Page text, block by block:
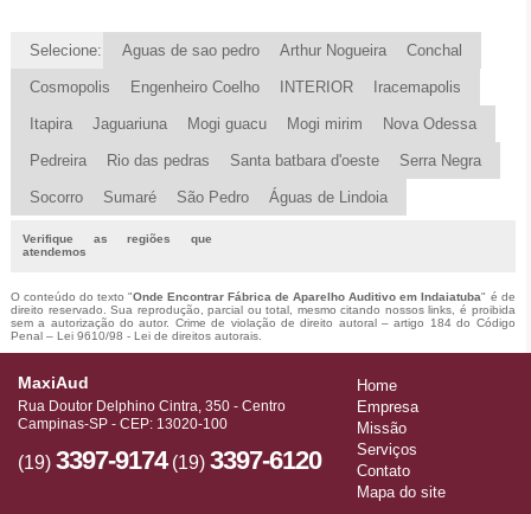
Selecione: Aguas de sao pedro Arthur Nogueira Conchal
Cosmopolis Engenheiro Coelho INTERIOR Iracemapolis
Itapira Jaguariuna Mogi guacu Mogi mirim Nova Odessa
Pedreira Rio das pedras Santa batbara d'oeste Serra Negra
Socorro Sumaré São Pedro Águas de Lindoia
Verifique as regiões que
atendemos
O conteúdo do texto "Onde Encontrar Fábrica de Aparelho Auditivo em Indaiatuba" é de
direito reservado. Sua reprodução, parcial ou total, mesmo citando nossos links, é proibida
sem a autorização do autor. Crime de violação de direito autoral – artigo 184 do Código
Penal – Lei 9610/98 - Lei de direitos autorais.
MaxiAud
Rua Doutor Delphino Cintra, 350 - Centro
Campinas-SP - CEP: 13020-100
(19) 3397-9174(19) 3397-6120
Home
Empresa
Missão
Serviços
Contato
Mapa do site